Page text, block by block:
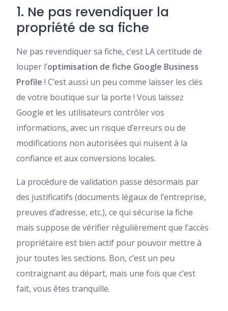
1. Ne pas revendiquer la
propriété de sa fiche
Ne pas revendiquer sa fiche, c’est LA certitude de
louper l’optimisation de fiche Google Business
Profile ! C’est aussi un peu comme laisser les clés
de votre boutique sur la porte ! Vous laissez
Google et les utilisateurs contrôler vos
informations, avec un risque d’erreurs ou de
modifications non autorisées qui nuisent à la
confiance et aux conversions locales.
La procédure de validation passe désormais par
des justificatifs (documents légaux de l’entreprise,
preuves d’adresse, etc.), ce qui sécurise la fiche
mais suppose de vérifier régulièrement que l’accès
propriétaire est bien actif pour pouvoir mettre à
jour toutes les sections. Bon, c’est un peu
contraignant au départ, mais une fois que c’est
fait, vous êtes tranquille.